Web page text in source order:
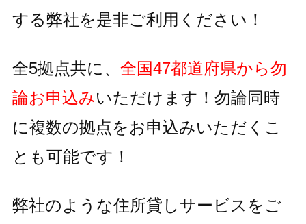
する弊社を是非ご利用ください！
全5拠点共に、 全国47都道府県から勿
論お申込みいただけます！ 勿論同時
に複数の拠点をお申込みいただくこ
とも可能です！
弊社のような住所貸しサービスをご